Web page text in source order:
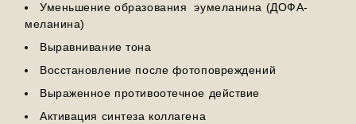
Уменьшение образования эумеланина (ДОФА-
меланина)
Выравнивание тона
Восстановление после фотоповреждений
Выраженное противоотечное действие
Активация синтеза коллагена